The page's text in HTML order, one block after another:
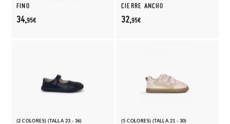
FINO
34,95€
CIERRE ANCHO
32,95€
(2 COLORES) (TALLA 23 - 36) (5 COLORES) (TALLA 21 - 30)